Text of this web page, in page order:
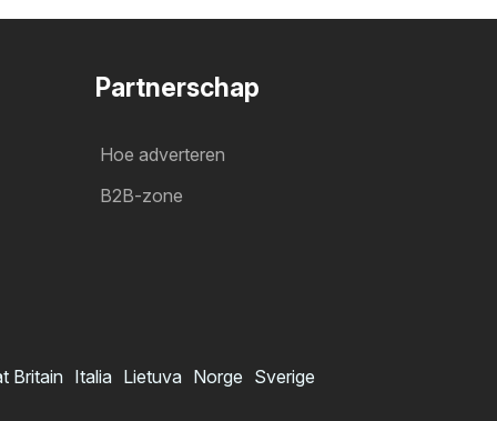
Partnerschap
Hoe adverteren
B2B-zone
Britain Italia Lietuva Norge Sverige